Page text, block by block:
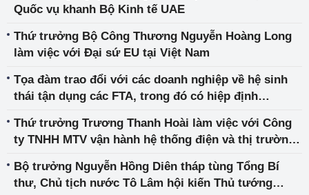
Quốc vụ khanh Bộ Kinh tế UAE
Thứ trưởng Bộ Công Thương Nguyễn Hoàng Long
làm việc với Đại sứ EU tại Việt Nam
Tọa đàm trao đổi với các doanh nghiệp về hệ sinh
thái tận dụng các FTA, trong đó có hiệp định
Thứ trưởng Trương Thanh Hoài làm việc với Công
ty TNHH MTV vận hành hệ thống điện và thị trường
Bộ trưởng Nguyễn Hồng Diên tháp tùng Tổng Bí
thư, Chủ tịch nước Tô Lâm hội kiến Thủ tướng